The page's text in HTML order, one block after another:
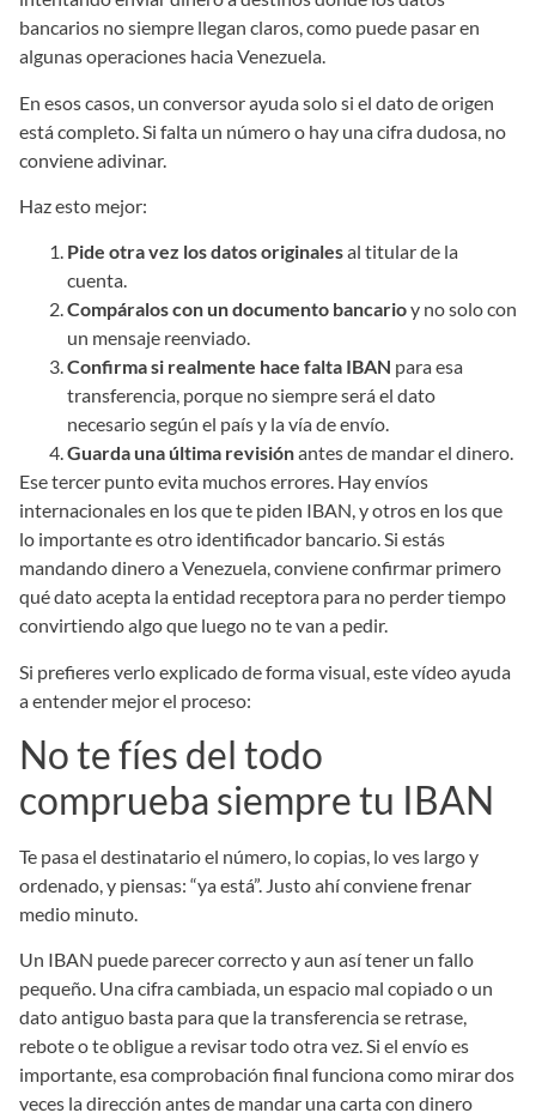
bancarios no siempre llegan claros, como puede pasar en
algunas operaciones hacia Venezuela.
En esos casos, un conversor ayuda solo si el dato de origen
está completo. Si falta un número o hay una cifra dudosa, no
conviene adivinar.
Haz esto mejor:
Pide otra vez los datos originalesal titular de la
cuenta.
Compáralos con un documento bancarioy no solo con
un mensaje reenviado.
Confirma si realmente hace falta IBAN para esa
transferencia, porque no siempre será el dato
necesario según el país y la vía de envío.
Guarda una última revisiónantes de mandar el dinero.
Ese tercer punto evita muchos errores. Hay envíos
internacionales en los que te piden IBAN, y otros en los que
lo importante es otro identificador bancario. Si estás
mandando dinero a Venezuela, conviene confirmar primero
qué dato acepta la entidad receptora para no perder tiempo
convirtiendo algo que luego no te van a pedir.
Si prefieres verlo explicado de forma visual, este vídeo ayuda
a entender mejor el proceso:
No te fíes del todo
comprueba siempre tu IBAN
Te pasa el destinatario el número, lo copias, lo ves largo y
ordenado, y piensas: “ya está”. Justo ahí conviene frenar
medio minuto.
Un IBAN puede parecer correcto y aun así tener un fallo
pequeño. Una cifra cambiada, un espacio mal copiado o un
dato antiguo basta para que la transferencia se retrase,
rebote o te obligue a revisar todo otra vez. Si el envío es
importante, esa comprobación final funciona como mirar dos
veces la dirección antes de mandar una carta con dinero